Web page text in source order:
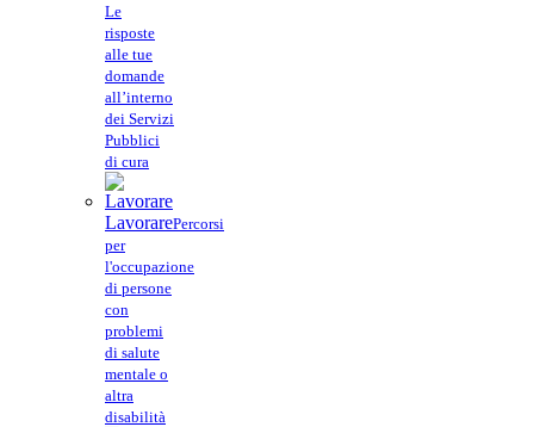
Le
risposte
alle tue
domande
all’interno
dei Servizi
Pubblici
di cura
LavorarePercorsi
per
l'occupazione
di persone
con
problemi
di salute
mentale o
altra
disabilità